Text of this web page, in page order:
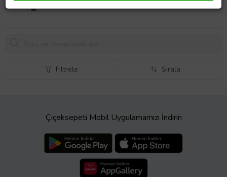
Filtrele Sırala
Çiçeksepeti Mobil Uygulamamızı İndirin